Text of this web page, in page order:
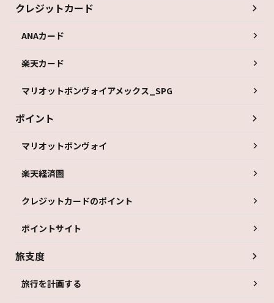
クレジットカード
ANAカード
楽天カード
マリオットボンヴォイアメックス_SPG
ポイント
マリオットボンヴォイ
楽天経済圏
クレジットカードのポイント
ポイントサイト
旅支度
旅行を計画する